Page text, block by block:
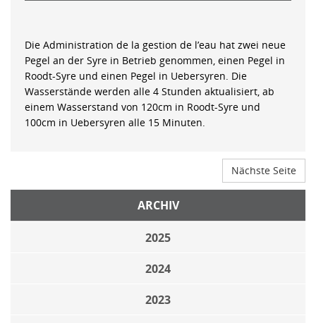
Die Administration de la gestion de l’eau hat zwei neue
Pegel an der Syre in Betrieb genommen, einen Pegel in
Roodt-Syre und einen Pegel in Uebersyren. Die
Wasserstände werden alle 4 Stunden aktualisiert, ab
einem Wasserstand von 120cm in Roodt-Syre und
100cm in Uebersyren alle 15 Minuten.
Nächste Seite
ARCHIV
2025
2024
2023